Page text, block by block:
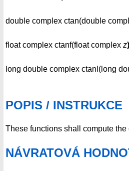
double complex ctan(double
float complex ctanf(float complex z
long double complex ctanl(long
POPIS / INSTRUKCE
These functions shall compute
NÁVRATOVÁ